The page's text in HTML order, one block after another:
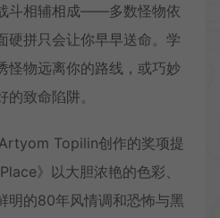
斗相辅相成——多数怪物依
硬拼只会让你早早送命。学
物远离你的路线，或巧妙
致命陷阱。
Topilin创作的奖项提
》以大胆浓艳的色彩、
明的80年风情调和恐怖与黑